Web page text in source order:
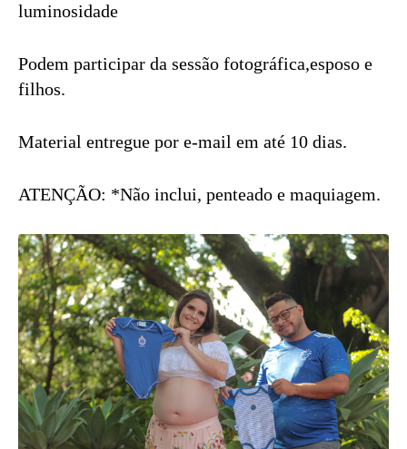
luminosidade
Podem participar da sessão fotográfica,esposo e
filhos.
Material entregue por e-mail em até 10 dias.
ATENÇÃO: *Não inclui, penteado e maquiagem.